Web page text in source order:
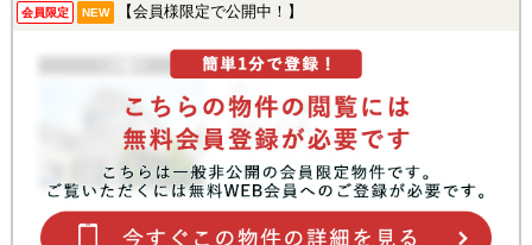
会員限定 NEW 【会員様限定で公開中！】